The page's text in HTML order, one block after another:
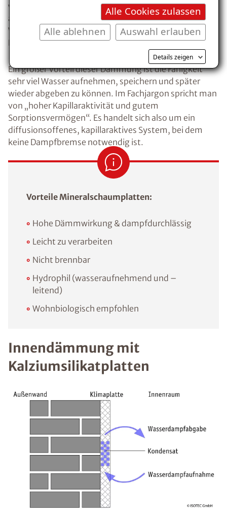
Alle Cookies zulassen
Auswahl erlauben
Alle ablehnen
Details zeigen
werden zu dem feuchteunempfindlichen Dämmstoff
aufgeschäumt, der sehr leicht ist und eine geringe
Wärmeleitfähigkeit und somit eine gute
Dämmwirkung hat.
Ein großer Vorteil dieser Dämmung ist die Fähigkeit
sehr viel Wasser aufnehmen, speichern und später
wieder abgeben zu können. Im Fachjargon spricht man
von „hoher Kapillaraktivität und gutem
Sorptionsvermögen“. Es handelt sich also um ein
diffusionsoffenes, kapillaraktives System, bei dem
keine Dampfbremse notwendig ist.
Vorteile Mineralschaumplatten:
Hohe Dämmwirkung & dampfdurchlässig
Leicht zu verarbeiten
Nicht brennbar
Hydrophil (wasseraufnehmend und –
leitend)
Wohnbiologisch empfohlen
Innendämmung mit
Kalziumsilikatplatten
Kostenlosen Ratgeber anfordern
Voraussetzung für den Erhalt des kostenfreien
Ratgebers ist die Anmeldung zu unserem Newsletter.